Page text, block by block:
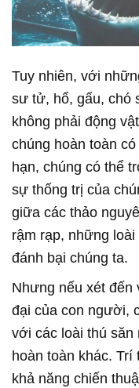
Tuy nhiên, với
sư tử, hổ, gấu, chó
không phải động
chúng hoàn toàn
hạn, chúng có thể
sự thống trị của
giữa các thảo
rậm rạp, những
đánh bại chúng ta.
Nhưng nếu xét
đại của con người,
với các loài thú
hoàn toàn khác. Trí
khả năng chiến